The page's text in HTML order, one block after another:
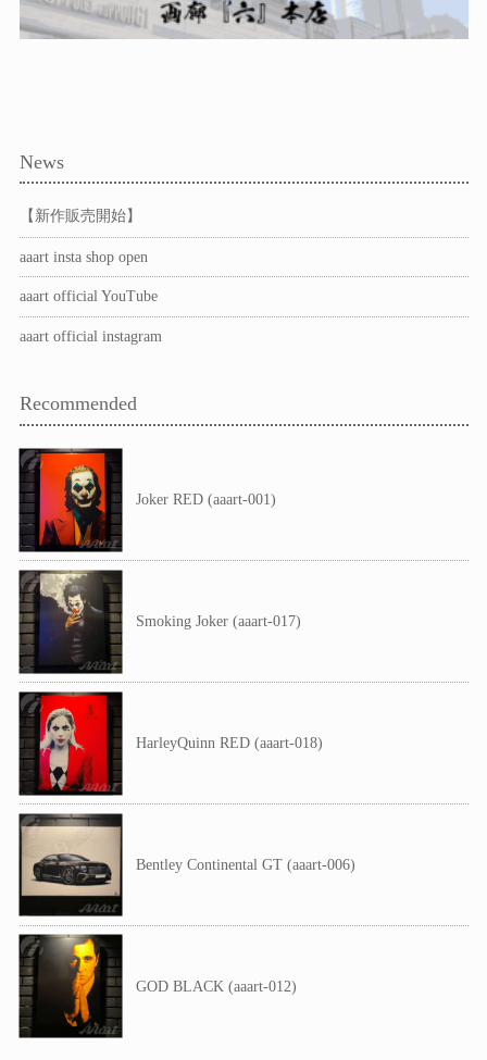
News
【新作販売開始】
aaart insta shop open
aaart official YouTube
aaart official instagram
Recommended
Joker RED (aaart-001)
Smoking Joker (aaart-017)
HarleyQuinn RED (aaart-018)
Bentley Continental GT (aaart-006)
GOD BLACK (aaart-012)